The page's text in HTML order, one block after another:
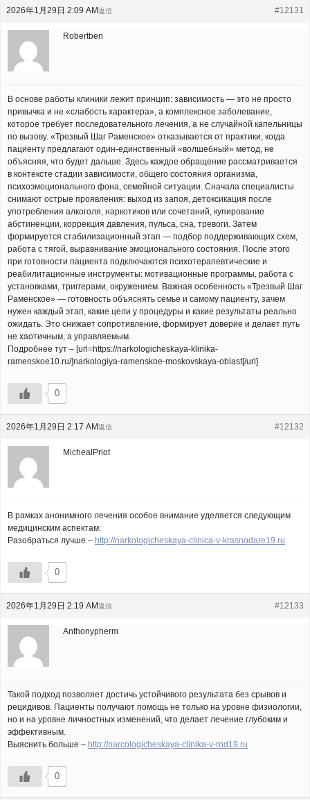
2026年1月29日 2:09 AM #12131
返信
Robertben
В основе работы клиники лежит принцип: зависимость — это не просто
привычка и не «слабость характера», а комплексное заболевание,
которое требует последовательного лечения, а не случайной капельницы
по вызову. «Трезвый Шаг Раменское» отказывается от практики, когда
пациенту предлагают один-единственный «волшебный» метод, не
объясняя, что будет дальше. Здесь каждое обращение рассматривается
в контексте стадии зависимости, общего состояния организма,
психоэмоционального фона, семейной ситуации. Сначала специалисты
снимают острые проявления: выход из запоя, детоксикация после
употребления алкоголя, наркотиков или сочетаний, купирование
абстиненции, коррекция давления, пульса, сна, тревоги. Затем
формируется стабилизационный этап — подбор поддерживающих схем,
работа с тягой, выравнивание эмоционального состояния. После этого
при готовности пациента подключаются психотерапевтические и
реабилитационные инструменты: мотивационные программы, работа с
установками, триггерами, окружением. Важная особенность «Трезвый Шаг
Раменское» — готовность объяснять семье и самому пациенту, зачем
нужен каждый этап, какие цели у процедуры и какие результаты реально
ожидать. Это снижает сопротивление, формирует доверие и делает путь
не хаотичным, а управляемым.
Подробнее тут – [url=https://narkologicheskaya-klinika-
ramenskoe10.ru/]narkologiya-ramenskoe-moskovskaya-oblast[/url]
0
2026年1月29日 2:17 AM #12132
返信
MichealPriot
В рамках анонимного лечения особое внимание уделяется следующим
медицинским аспектам:
Разобраться лучше – http://narkologicheskaya-clinica-v-krasnodare19.ru
0
2026年1月29日 2:19 AM #12133
返信
Anthonypherm
Такой подход позволяет достичь устойчивого результата без срывов и
рецидивов. Пациенты получают помощь не только на уровне физиологии,
но и на уровне личностных изменений, что делает лечение глубоким и
эффективным.
Выяснить больше – http://narcologicheskaya-clinika-v-rnd19.ru
0